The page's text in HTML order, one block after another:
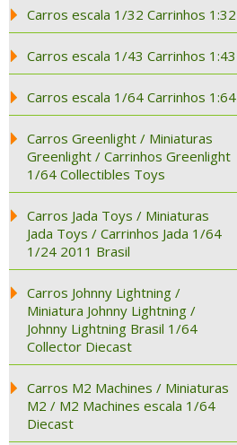
Carros escala 1/32 Carrinhos 1:32
Carros escala 1/43 Carrinhos 1:43
Carros escala 1/64 Carrinhos 1:64
Carros Greenlight / Miniaturas
Greenlight / Carrinhos Greenlight
1/64 Collectibles Toys
Carros Jada Toys / Miniaturas
Jada Toys / Carrinhos Jada 1/64
1/24 2011 Brasil
Carros Johnny Lightning /
Miniatura Johnny Lightning /
Johnny Lightning Brasil 1/64
Collector Diecast
Carros M2 Machines / Miniaturas
M2 / M2 Machines escala 1/64
Diecast